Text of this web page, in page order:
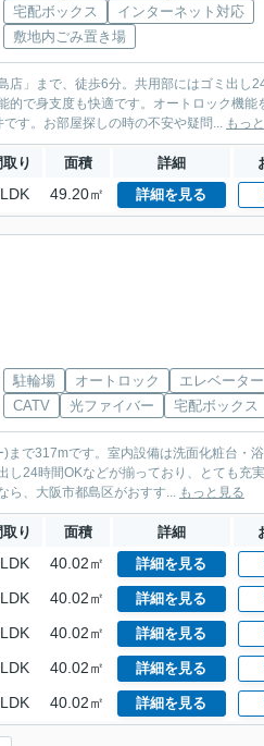
宅配ボックス
インターネット対応
敷地内ごみ置き場
店」まで、徒歩6分。共用部にはゴミ出し
で身支度も快適です。オートロック機能
す。お部屋探しの時の不安や疑問... もっ
取り 面積 詳細
49.20㎡ 詳細を見る
駐輪場 オートロック
エレベーター
CATV
光ファイバー 宅配ボックス
で317mです。室内設備は洗面化粧台・
24時間OKなどが揃っており、とても充実
ら、大阪市都島区がおすす... もっと見る
取り 面積 詳細
40.02㎡ 詳細を見る
40.02㎡ 詳細を見る
40.02㎡ 詳細を見る
40.02㎡ 詳細を見る
40.02㎡ 詳細を見る